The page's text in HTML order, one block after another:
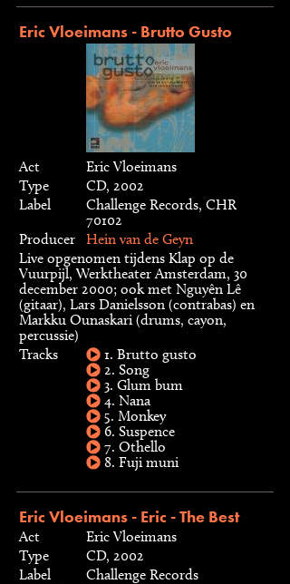
Eric Vloeimans - Brutto Gusto
Act
Eric Vloeimans
Type
CD, 2002
Label
Challenge Records, CHR
70102
Producer
Hein van de Geyn
Live opgenomen tijdens Klap op de
Vuurpijl, Werktheater Amsterdam, 30
december 2000; ook met Nguyên Lê
(gitaar), Lars Danielsson (contrabas) en
Markku Ounaskari (drums, cayon,
percussie)
Tracks
1. Brutto gusto
2. Song
3. Glum bum
4. Nana
5. Monkey
6. Suspence
7. Othello
8. Fuji muni
Eric Vloeimans - Eric - The Best
Act
Eric Vloeimans
Type
CD, 2002
Label
Challenge Records